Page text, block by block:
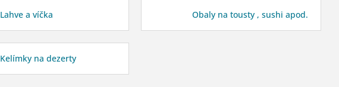
Lahve a víčka Obaly na tousty , sushi apod.
Kelímky na dezerty